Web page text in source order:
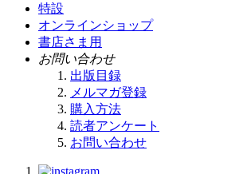
特設
オンラインショップ
書店さま用
お問い合わせ
出版目録
メルマガ登録
購入方法
読者アンケート
お問い合わせ